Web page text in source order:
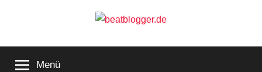
beatblogger.de
the
Menü